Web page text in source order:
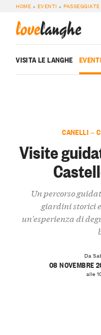
HOME » EVENTI »PASSEGGIATE &
lovelanghe
VISITA LE LANGHE EVENTI
CANELLI —
Visite
Un percorso
giardini storici
un'esperienza di
Da
08 NOVEMBRE
alle